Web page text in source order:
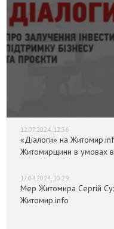
12.07.2024, 12:36
«Діалоги» на
Житомирщини в умовах
17.04.2024, 10:29
Мер Житомира Сергій
Житомир.info